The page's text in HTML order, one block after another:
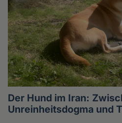
Der Hund im Iran:
Unreinheitsdogma und